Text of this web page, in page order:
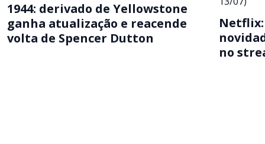
1944: derivado de Yellowstone
ganha atualização e reacende
volta de Spencer Dutton
Netflix:
no